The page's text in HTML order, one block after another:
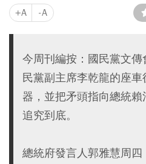
+A -A
今周刊編按：國民黨文
民黨副主席李乾龍的座
器，並把矛頭指向總統
追究到底。
總統府發言人郭雅慧周